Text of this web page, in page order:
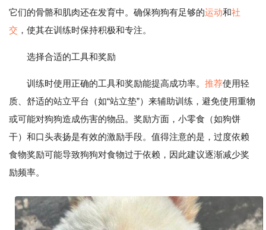
它们的骨骼和肌肉还在发育中。确保狗狗有足够的运动和社
交 ，使其在训练时保持积极和专注。
选择合适的工具和奖励
训练时使用正确的工具和奖励能提高成功率。 推荐使用轻
质、舒适的站立平台（如“站立垫”）来辅助训练，避免使用重物
或可能对狗狗造成伤害的物品。奖励方面，小零食（如狗饼
干）和口头表扬是有效的激励手段。值得注意的是，过度依赖
食物奖励可能导致狗狗对食物过于依赖，因此建议逐渐减少奖
励频率。